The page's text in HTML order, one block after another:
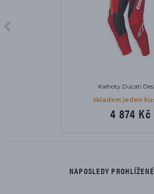
Kalhoty Ducati Desmo
skladem jeden kus
4 874 Kč
NAPOSLEDY PROHLÍŽENÉ